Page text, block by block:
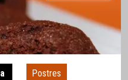
Postres